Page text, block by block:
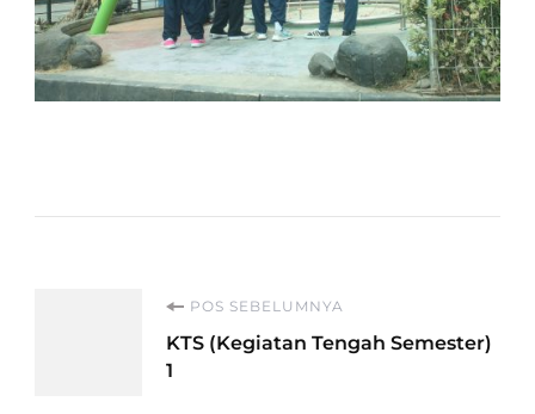
Navigasi
Artikel
POS SEBELUMNYA
KTS (Kegiatan Tengah Semester)
1